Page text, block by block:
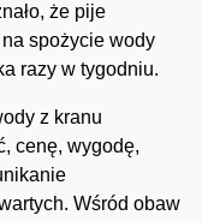
że pije
spożycie wody
razy w tygodniu.
z kranu
cenę, wygodę,
Wśród obaw